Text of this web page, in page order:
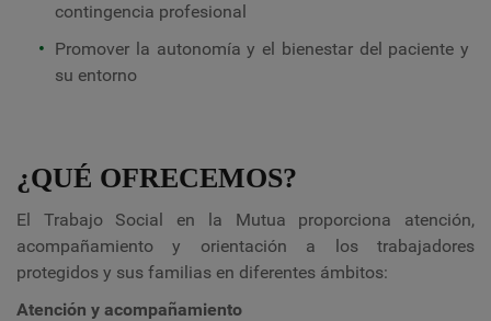
contingencia profesional
Promover la autonomía y el bienestar del paciente y
su entorno
¿QUÉ OFRECEMOS?
El Trabajo Social en la Mutua proporciona atención,
acompañamiento y orientación a los trabajadores
protegidos y sus familias en diferentes ámbitos:
Atención y acompañamiento